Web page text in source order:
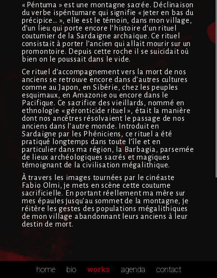
home bio works agenda contact
« Péntuma » est une montagne sacrée. Déclinaison
du verbe ispéntumare qui signifie « jeter en bas du
précipice… », elle est le témoin, dans mon village,
d’un lieu qui porte encore l’histoire d’un rituel
coutumier de la Sardaigne archaïque. Ce rituel
consistait à porter l’ancien qui allait mourir sur un
promontoire. Depuis cette roche il se suicidait où
bien on le poussait dans le vide.
Ce rituel d’accompagnement vers la mort de nos
anciens se retrouve encore dans d’autres cultures
comme au Japon, en Sibérie, chez les peuples
esquimaux, en Amazonie ou encore dans le
Pacifique. Ce sacrifice des vieillards, nommé en
ethnologie « géronticide rituel », était la manière
dont nos ancêtres résolvaient le passage de nos
anciens dans l’autre monde. Introduit en
Sardaigne par les Phéniciens, ce rituel a été
pratiqué longtemps dans toute l’île et en
particulier dans ma région, la Barbagia, parsemée
de lieux archéologiques sacrés et magiques
témoignant de la civilisation mégalithique.
À travers les images tournées par le cinéaste
Fabio Olmi, je mets en scène cette coutume
sacrificielle. En portant réellement ma mère sur
mes épaules jusqu’au sommet de la montagne, je
réitère les gestes des populations mégalithiques
de mon village abandonnant leurs anciens à leur
destin de mort.